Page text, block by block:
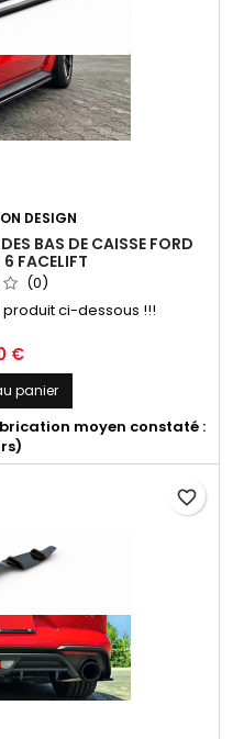
DESIGN
BAS DE CAISSE FORD
FACELIFT
(0)
produit ci-dessous !!!
€
panier
moyen constaté :
favorite_border